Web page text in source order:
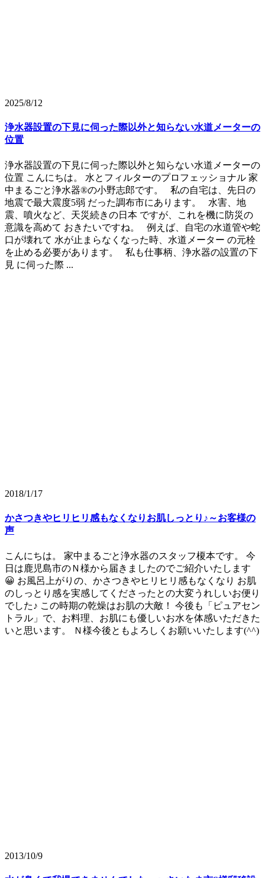
2025/8/12
浄水器設置の下見に伺った際以外と知らない水道メーターの
位置
浄水器設置の下見に伺った際以外と知らない水道メーターの
位置 こんにちは。 水とフィルターのプロフェッショナル 家
中まるごと浄水器®の小野志郎です。 私の自宅は、先日の
地震で最大震度5弱 だった調布市にあります。 水害、地
震、噴火など、天災続きの日本 ですが、これを機に防災の
意識を高めて おきたいですね。 例えば、自宅の水道管や蛇
口が壊れて 水が止まらなくなった時、水道メーター の元栓
を止める必要があります。 私も仕事柄、浄水器の設置の下
見 に伺った際 ...
2018/1/17
かさつきやヒリヒリ感もなくなりお肌しっとり♪～お客様の
声
こんにちは。 家中まるごと浄水器のスタッフ榎本です。 今
日は鹿児島市のＮ様から届きましたのでご紹介いたします
😀 お風呂上がりの、かさつきやヒリヒリ感もなくなり お肌
のしっとり感を実感してくださったとの大変うれしいお便り
でした♪ この時期の乾燥はお肌の大敵！ 今後も「ピュアセン
トラル」で、お料理、お肌にも優しいお水を体感いただきた
いと思います。 Ｎ様今後ともよろしくお願いいたします(^^)
2013/10/9